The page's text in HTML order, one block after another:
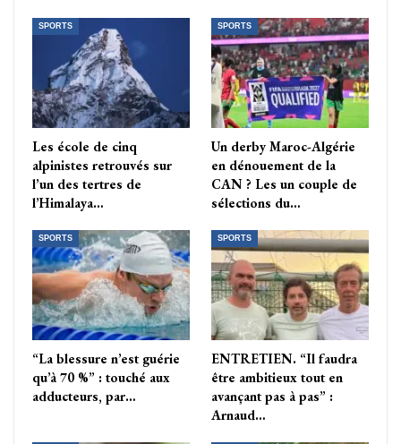
SPORTS
Les école de cinq
alpinistes retrouvés sur
l’un des tertres de
l’Himalaya…
SPORTS
Un derby Maroc-Algérie
en dénouement de la
CAN ? Les un couple de
sélections du…
SPORTS
“La blessure n’est guérie
qu’à 70 %” : touché aux
adducteurs, par…
SPORTS
ENTRETIEN. “Il faudra
être ambitieux tout en
avançant pas à pas” :
Arnaud…